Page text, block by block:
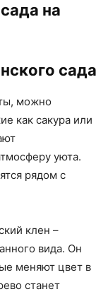
на
сада
можно
как сакура или
уюта.
рядом с
клен –
вида. Он
меняют цвет в
станет